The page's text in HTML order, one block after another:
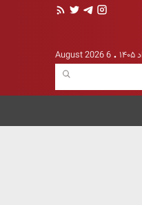
6 August 2026